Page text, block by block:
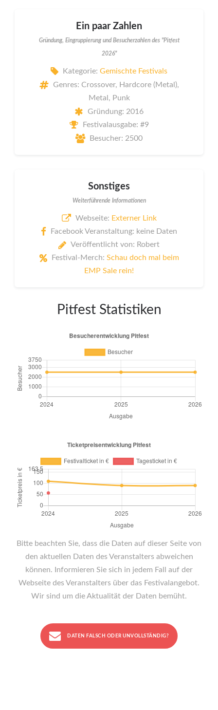
Ein paar Zahlen
Gründung, Eingruppierung und Besucherzahlen des "Pitfest
2026"
Kategorie: Gemischte Festivals
Genres: Crossover, Hardcore (Metal),
Metal, Punk
Gründung: 2016
Festivalausgabe: #9
Besucher: 2500
Sonstiges
Weiterführende Informationen
Webseite: Externer Link
Facebook Veranstaltung: keine Daten
Veröffentlicht von: Robert
Festival-Merch: Schau doch mal beim
EMP Sale rein!
Pitfest Statistiken
Bitte beachten Sie, dass die Daten auf dieser Seite von
den aktuellen Daten des Veranstalters abweichen
können. Informieren Sie sich in jedem Fall auf der
Webseite des Veranstalters über das Festivalangebot.
Wir sind um die Aktualität der Daten bemüht.
DATEN FALSCH ODER UNVOLLSTÄNDIG?